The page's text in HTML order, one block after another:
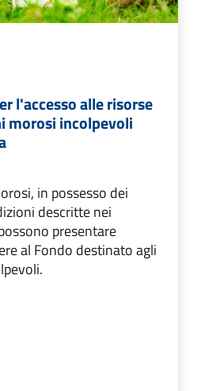
l'accesso alle risorse
morosi incolpevoli
in possesso dei
descritte nei
presentare
al Fondo destinato agli